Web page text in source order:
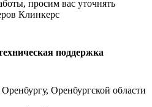
просим вас уточнять
Клинкерс
поддержка
Оренбургской области